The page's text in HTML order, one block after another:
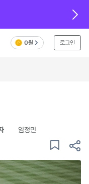
0원 로그인
임정민